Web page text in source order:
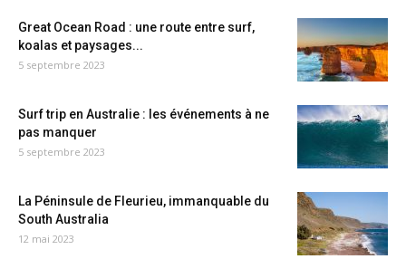
Great Ocean Road : une route entre surf,
koalas et paysages...
5 septembre 2023
Surf trip en Australie : les événements à ne
pas manquer
5 septembre 2023
La Péninsule de Fleurieu, immanquable du
South Australia
12 mai 2023